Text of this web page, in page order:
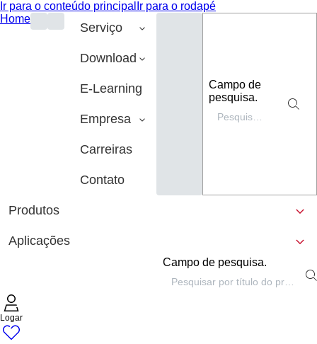
Ir para o conteúdo principal Ir para o rodapé
Home
Serviço
Download
E-Learning
Empresa
Carreiras
Contato
Campo de
pesquisa.
Produtos
Aplicações
Campo de pesquisa.
Logar